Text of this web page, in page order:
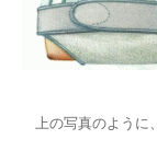
上の写真のよう